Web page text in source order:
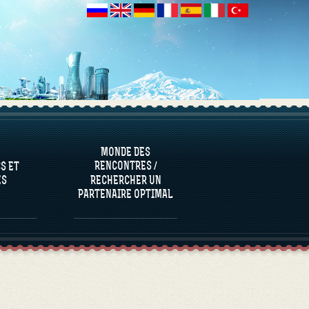
ET
MONDE DES
RENCONTRES /
RECHERCHER UN
PARTENAIRE OPTIMAL